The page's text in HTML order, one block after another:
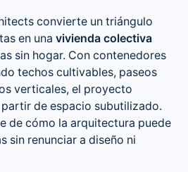
convierte un triángulo
en una vivienda colectiva
sin hogar. Con contenedores
techos cultivables, paseos
verticales, el proyecto
de espacio subutilizado.
de cómo la arquitectura puede
sin renunciar a diseño ni